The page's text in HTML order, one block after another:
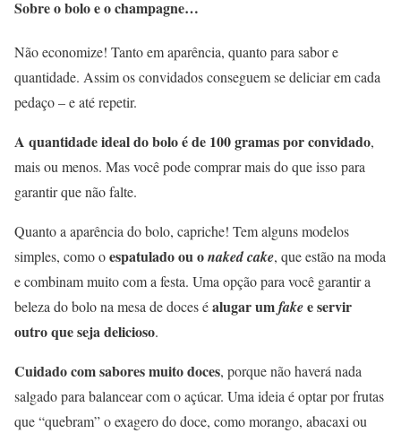
Sobre o bolo e o champagne…
Não economize! Tanto em aparência, quanto para sabor e
quantidade. Assim os convidados conseguem se deliciar em cada
pedaço – e até repetir.
A quantidade ideal do bolo é de 100 gramas por convidado,
mais ou menos. Mas você pode comprar mais do que isso para
garantir que não falte.
Quanto a aparência do bolo, capriche! Tem alguns modelos
simples, como oespatulado ou onaked cake, que estão na moda
e combinam muito com a festa. Uma opção para você garantir a
beleza do bolo na mesa de doces éalugar umfakee servir
outro que seja delicioso.
Cuidado com sabores muito doces, porque não haverá nada
salgado para balancear com o açúcar. Uma ideia é optar por frutas
que “quebram” o exagero do doce, como morango, abacaxi ou